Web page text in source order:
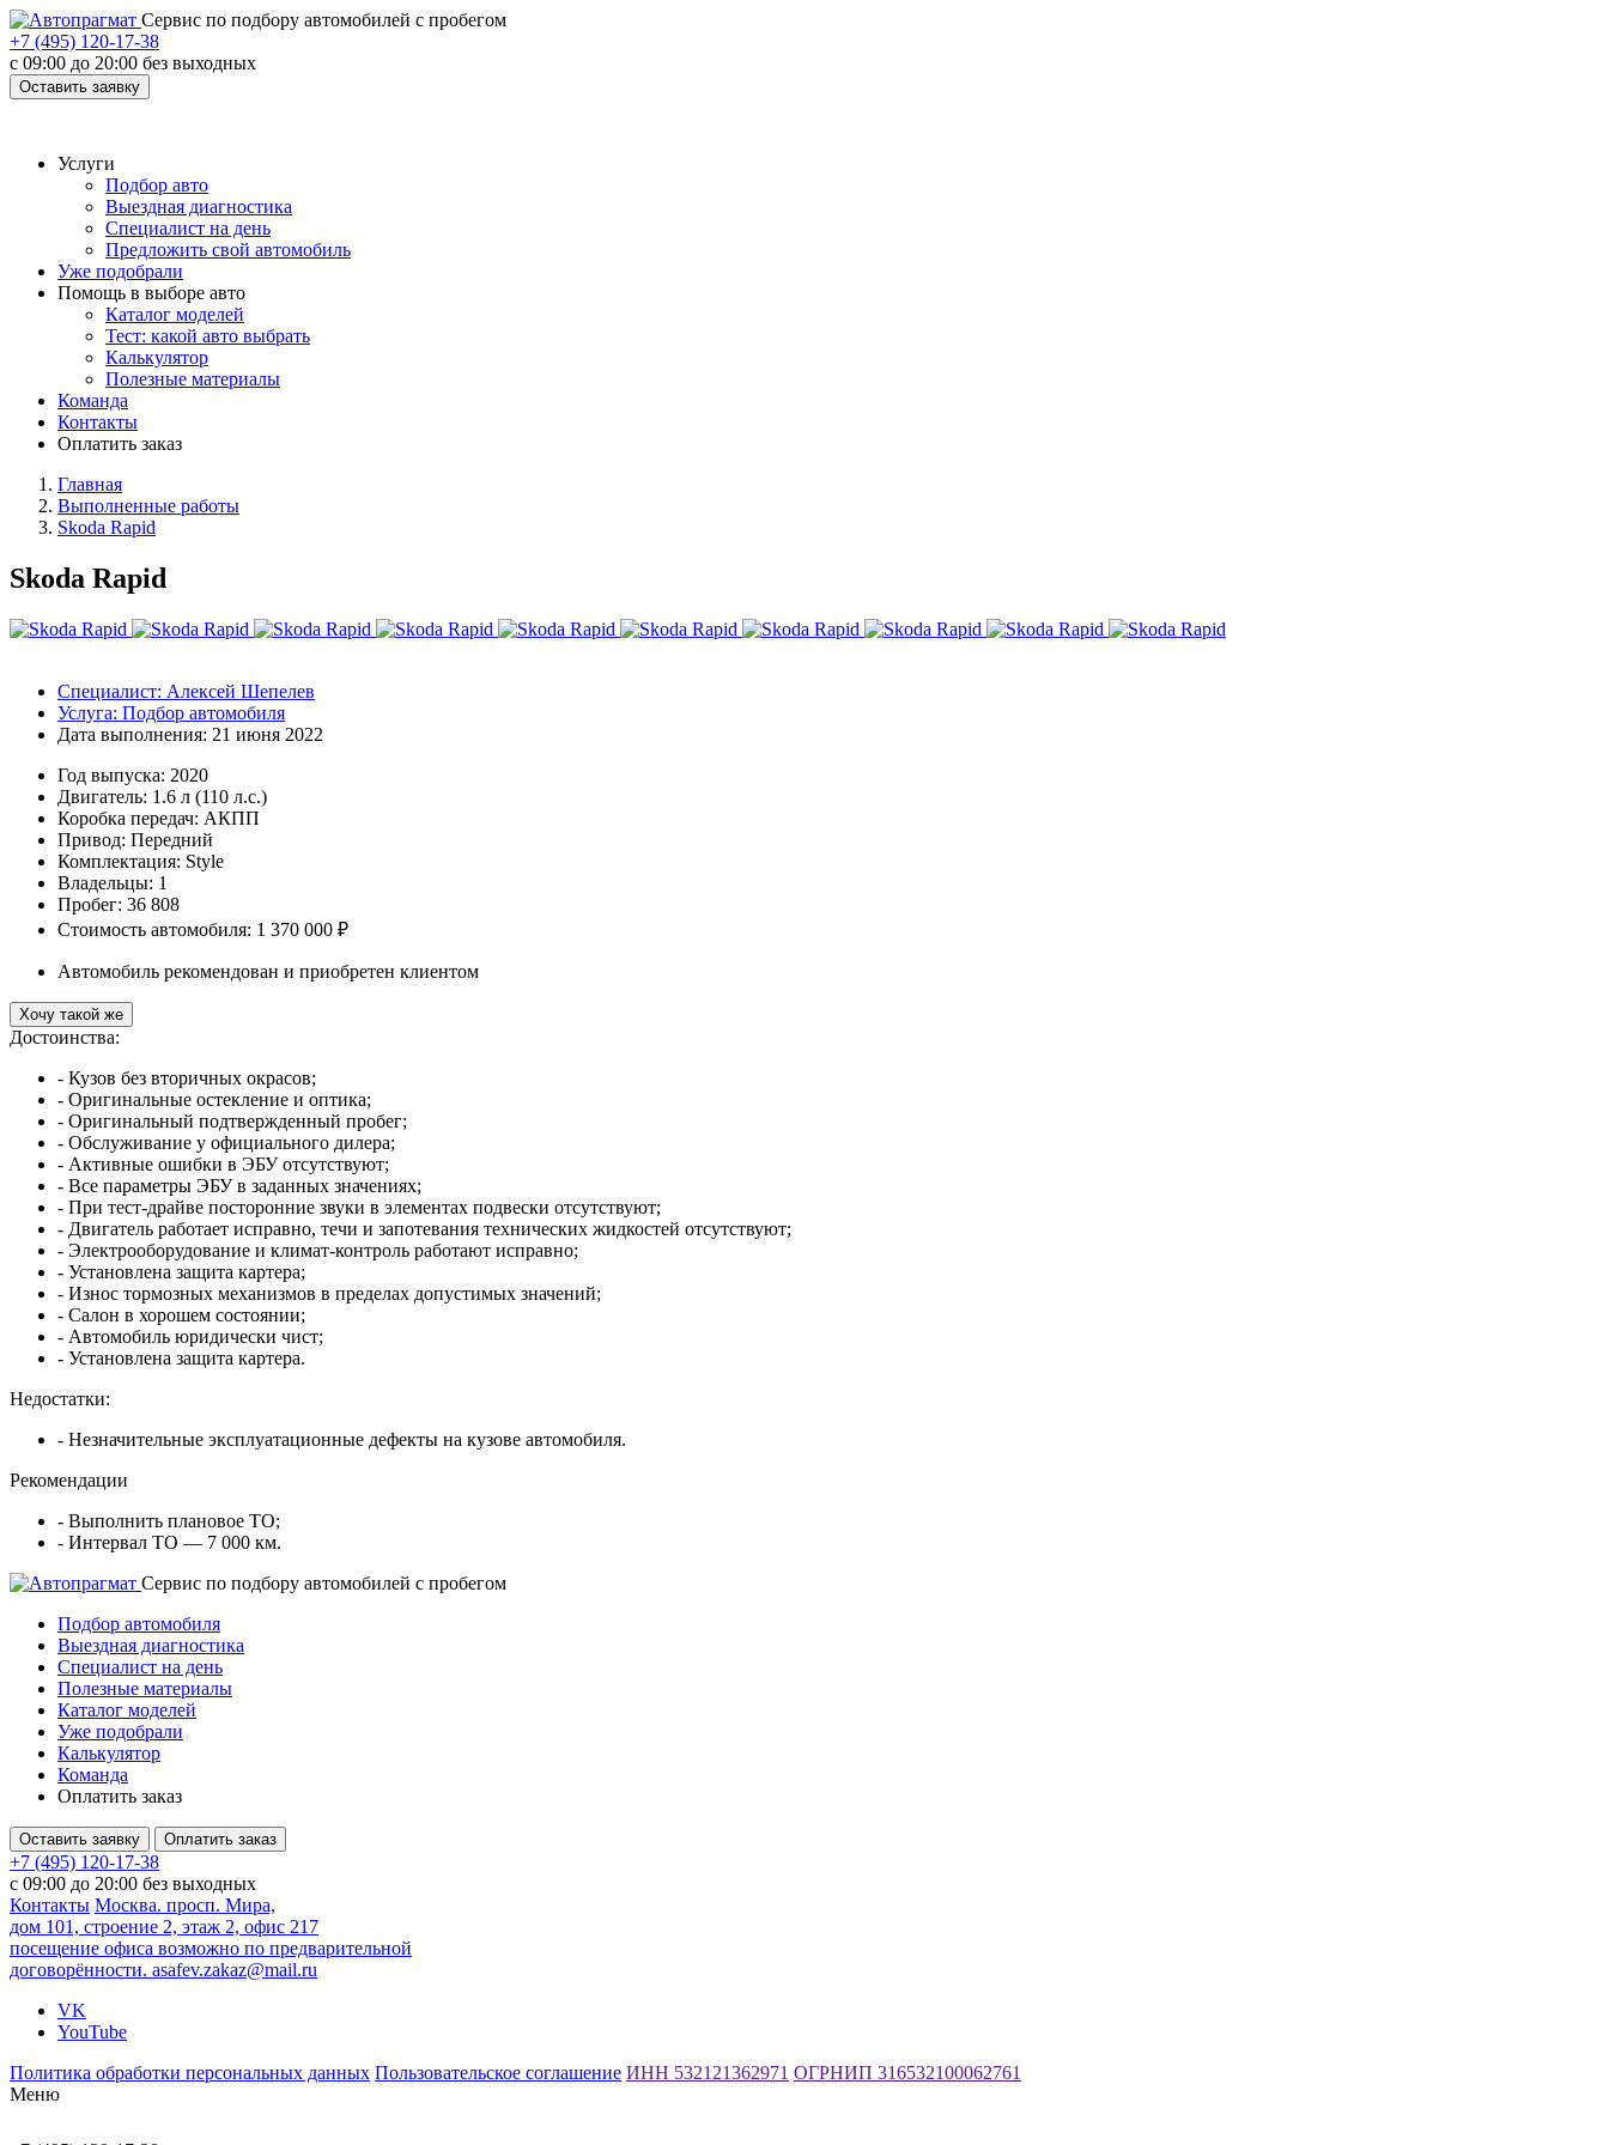
Cервис по подбору автомобилей с пробегом
+7 (495) 120-17-38
с 09:00 до 20:00 без выходных
Оставить заявку
Услуги
Подбор авто
Выездная диагностика
Специалист на день
Предложить свой автомобиль
Уже подобрали
Помощь в выборе авто
Каталог моделей
Тест: какой авто выбрать
Калькулятор
Полезные материалы
Команда
Контакты
Оплатить заказ
Главная
Выполненные работы
Skoda Rapid
Skoda Rapid
Специалист: Алексей Шепелев
Услуга: Подбор автомобиля
Дата выполнения: 21 июня 2022
Год выпуска: 2020
Двигатель: 1.6 л (110 л.с.)
Коробка передач: АКПП
Привод: Передний
Комплектация: Style
Владельцы: 1
Пробег: 36 808
Стоимость автомобиля: 1 370 000 ₽
Автомобиль рекомендован и приобретен клиентом
Хочу такой же
Достоинства:
- Кузов без вторичных окрасов;
- Оригинальные остекление и оптика;
- Оригинальный подтвержденный пробег;
- Обслуживание у официального дилера;
- Активные ошибки в ЭБУ отсутствуют;
- Все параметры ЭБУ в заданных значениях;
- При тест-драйве посторонние звуки в элементах подвески отсутствуют;
- Двигатель работает исправно, течи и запотевания технических жидкостей отсутствуют;
- Электрооборудование и климат-контроль работают исправно;
- Установлена защита картера;
- Износ тормозных механизмов в пределах допустимых значений;
- Салон в хорошем состоянии;
- Автомобиль юридически чист;
- Установлена защита картера.
Недостатки:
- Незначительные эксплуатационные дефекты на кузове автомобиля.
Рекомендации
- Выполнить плановое ТО;
- Интервал ТО — 7 000 км.
Cервис по подбору автомобилей с пробегом
Подбор автомобиля
Выездная диагностика
Специалист на день
Полезные материалы
Каталог моделей
Уже подобрали
Калькулятор
Команда
Оплатить заказ
Оставить заявку Оплатить заказ
+7 (495) 120-17-38
с 09:00 до 20:00 без выходных
Контакты Москва. просп. Мира,
дом 101, строение 2, этаж 2, офис 217
посещение офиса возможно по предварительной
договорённости. asafev.zakaz@mail.ru
VK
YouTube
Политика обработки персональных данных Пользовательское соглашение ИНН 532121362971 ОГРНИП 316532100062761
Меню